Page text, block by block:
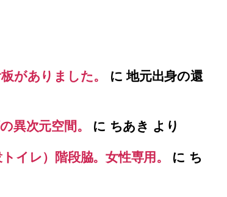
がありました。 に地元出身の還
異次元空間。 に ちあき より
イレ）階段脇。女性専用。 に ち